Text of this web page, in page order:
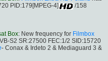
PID:179[MPEG-4]
/158
Box: New frequency for Filmbox
S2 SR:27500 FEC:1/2 SID:15720
- Conax & Irdeto 2 & Mediaguard 3 &